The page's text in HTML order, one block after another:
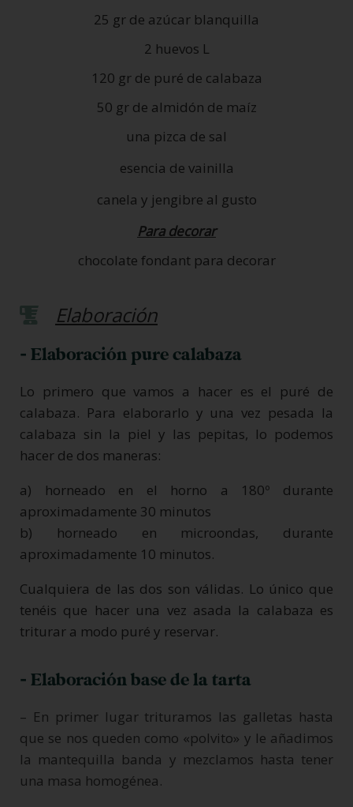
25 gr de azúcar blanquilla
2 huevos L
120 gr de puré de calabaza
50 gr de almidón de maíz
una pizca de sal
esencia de vainilla
canela y jengibre al gusto
Para decorar
chocolate fondant para decorar
Elaboración
- Elaboración pure calabaza
Lo primero que vamos a hacer es el puré de
calabaza. Para elaborarlo y una vez pesada la
calabaza sin la piel y las pepitas, lo podemos
hacer de dos maneras:
a) horneado en el horno a 180º durante
aproximadamente 30 minutos
b) horneado en microondas, durante
aproximadamente 10 minutos.
Cualquiera de las dos son válidas. Lo único que
tenéis que hacer una vez asada la calabaza es
triturar a modo puré y reservar.
- Elaboración base de la tarta
– En primer lugar trituramos las galletas hasta
que se nos queden como «polvito» y le añadimos
la mantequilla banda y mezclamos hasta tener
una masa homogénea.